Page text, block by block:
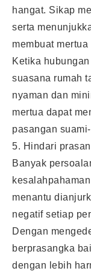
hangat. Sikap
serta
membuat
Ketika
suasana rumah
nyaman dan
mertua dapat
pasangan
5. Hindari
Banyak
menantu
negatif setiap
Dengan
berprasangka
dengan lebih